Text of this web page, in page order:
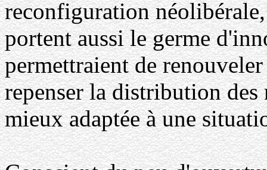
reconfiguration
portent aussi le germe
permettraient de
repenser la distribution des
mieux adaptée à une